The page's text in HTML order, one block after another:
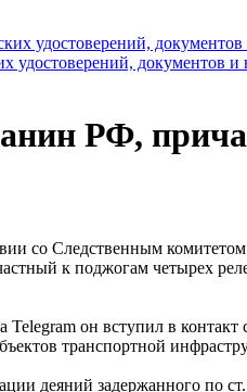
удостоверений, документов
РФ,
со Следственным
к поджогам четырех
он вступил в
транспортной
деяний задержанного по